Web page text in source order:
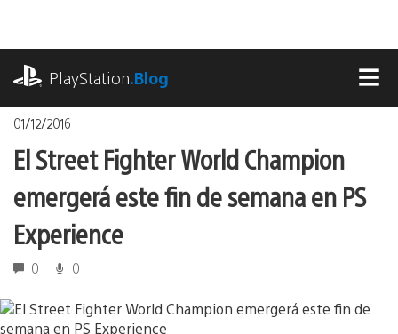
contenido
PlayStation.Blog
01/12/2016
El Street Fighter World Champion
emergerá este fin de semana en PS
Experience
0 0